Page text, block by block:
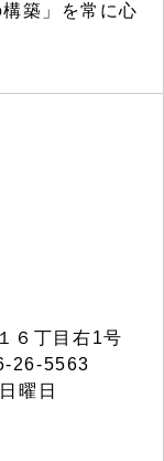
築」を常に心
６丁目右1号
26-5563
曜日